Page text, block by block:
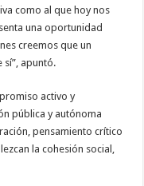
como al que hoy nos
una oportunidad
creemos que un
apuntó.
activo y
pública y autónoma
pensamiento crítico
la cohesión social,